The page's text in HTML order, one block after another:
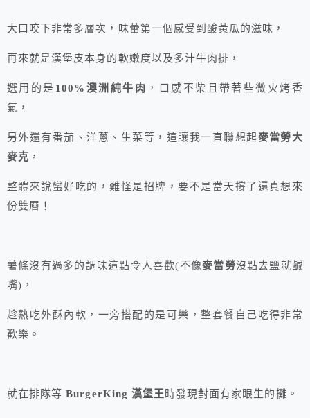
大口咬下非常多層次，味蕾第一個感受到酸黃瓜的滋味，
再來就是漢堡皮本身的軟嫩度以及多汁牛肉排，
選用的是 100%澳洲純牛肉 ，口感不柴且帶著些微火烤香
氣，
另外還有番茄、洋蔥、生菜等，這讓我一直聯想起麥當勞大
麥克 ，
整體來說蠻好吃的，難怪是招牌，要不是當天撐了還真想來
份雙層！
薯條沒有過多的調味這點令人喜歡(不像麥當勞沒點去鹽就鹹
嘴)，
趁熱吃外酥內軟，一旁搭配的是可樂，整套餐自己吃得非常
歡樂。
就在排隊等BurgerKing 漢堡王時發現對面有家眼生的攤。